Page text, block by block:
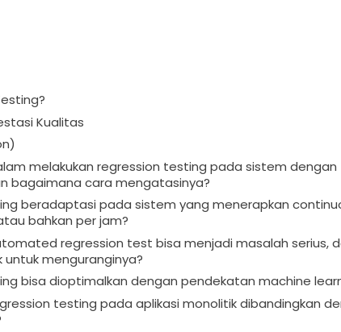
Kualitas
melakukan regression testing pada sistem dengan
bagaimana cara mengatasinya?
beradaptasi pada sistem yang menerapkan
bahkan per jam?
regression test bisa menjadi masalah serius,
menguranginya?
bisa dioptimalkan dengan pendekatan machine
testing pada aplikasi monolitik dibandingkan